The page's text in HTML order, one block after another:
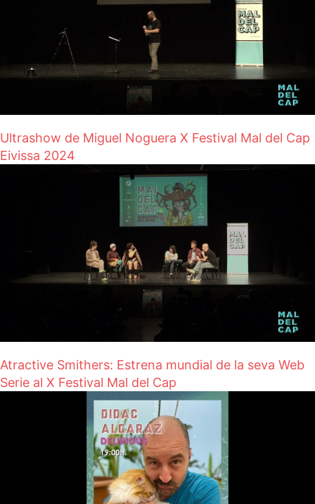
Ultrashow de Miguel Noguera X Festival Mal del Cap
Eivissa 2024
Atractive Smithers: Estrena mundial de la seva Web
Serie al X Festival Mal del Cap